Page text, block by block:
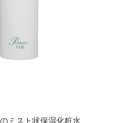
ミスト状保湿化粧水